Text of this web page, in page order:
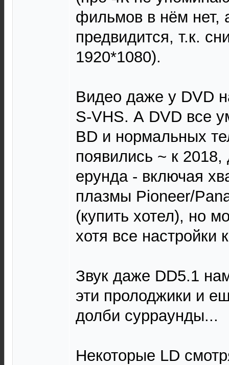
фильмов в нём нет,
предвидится, т.к.
1920*1080).
Видео даже у DVD
S-VHS. А DVD все
BD и нормальных
появились ~ к 2018,
ерунда - включая
плазмы Pioneer/
(купить хотел), но
хотя все настройки
Звук даже DD5.1
эти пролоджики и
долби сурраунды...
Некоторые LD